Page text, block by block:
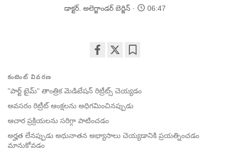
డాక్టర్. అలెగ్జాండర్ బెర్జిన్ 06:47
facebook
కంటెంట్ వివరణ
"పార్ట్ టైమ్" తాంత్రిక మెడిటేషన్ రిట్రీట్స్ చెయ్యడం
అవసరం రిట్రీట్ ఆంక్షలను అధిగమించినప్పుడు
ఆచార ప్రక్రియలను సరిగ్గా పాటించడం
అర్హత లేనప్పుడు అధునాతన అభ్యాసాలు చెయ్యడానికి ప్రయత్నించడం
మానుకోవడం